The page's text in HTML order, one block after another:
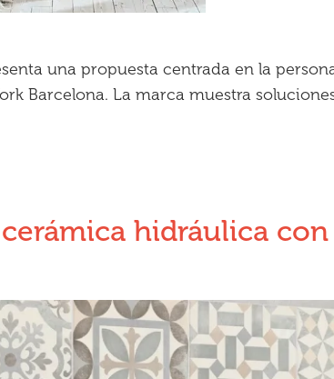
una propuesta centrada en la
Barcelona. La marca muestra
hidráulica